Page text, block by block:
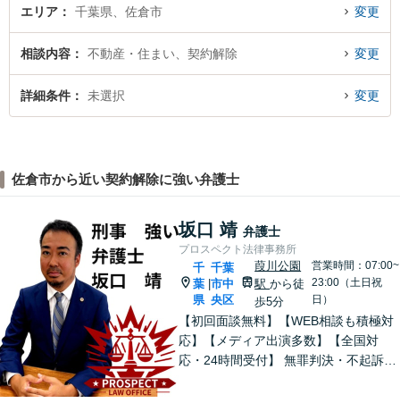
エリア 千葉県、佐倉市 変更
相談内容 不動産・住まい、契約解除 変更
詳細条件 未選択 変更
佐倉市から近い契約解除に強い弁護士
坂口 靖 弁護士
プロスペクト法律事務所
千
葉
県
千葉
市中
央区
葭川公園
駅から徒
歩5分
営業時間：07:00~
23:00（土日祝
日）
【初回面談無料】【WEB相談も積極対
応】【メディア出演多数】【全国対
応・24時間受付】 無罪判決・不起訴多